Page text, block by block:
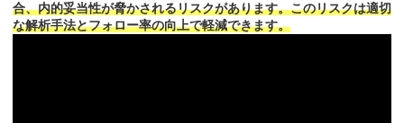
合、内的妥当性が脅かされるリスクがあります。このリスクは適切
な解析手法とフォロー率の向上で軽減できます。